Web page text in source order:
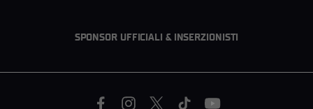
SPONSOR UFFICIALI & INSERZIONISTI